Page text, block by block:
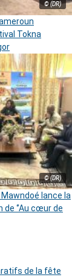
© (DR)
Tokna
© (DR)
lance la
‘’Au cœur de
de la fête